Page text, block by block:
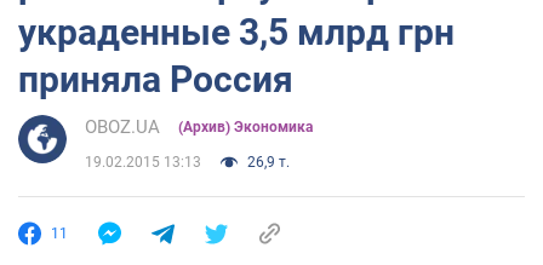
украденные 3,5 млрд грн
приняла Россия
OBOZ.UA (Архив) Экономика
19.02.2015 13:13 26,9 т.
11